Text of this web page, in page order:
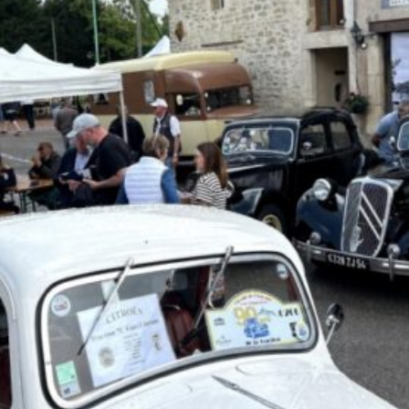
Notre local
La Boutique
Les pièces
L’assurance
La Revue
Les salons
La traction
La Traction des
membres
Bibliographie
Présentation 7
Présentation 11
Présentation 15 six
Evolution 7 et 11 -